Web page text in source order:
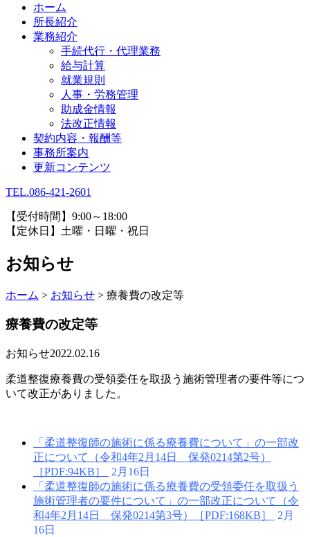
ホーム
所長紹介
業務紹介
手続代行・代理業務
給与計算
就業規則
人事・労務管理
助成金情報
法改正情報
契約内容・報酬等
事務所案内
更新コンテンツ
TEL.086-421-2601
【受付時間】9:00～18:00
【定休日】土曜・日曜・祝日
お知らせ
ホーム > お知らせ > 療養費の改定等
療養費の改定等
お知らせ2022.02.16
柔道整復療養費の受領委任を取扱う施術管理者の要件等につ
いて改正がありました。
「柔道整復師の施術に係る療養費について」の一部改
正について（令和4年2月14日 保発0214第2号）
［PDF:94KB］
2月16日
「柔道整復師の施術に係る療養費の受領委任を取扱う
施術管理者の要件について」の一部改正について（令
和4年2月14日 保発0214第3号）［PDF:168KB］
2月
16日